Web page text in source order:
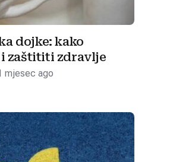
dojke: kako
zaštititi zdravlje
mjesec ago